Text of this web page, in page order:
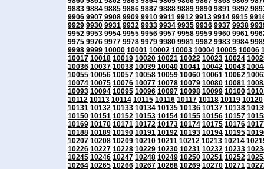
9883 9884 9885 9886 9887 9888 9889 9890 9891 9892
9906 9907 9908 9909 9910 9911 9912 9913 9914 9915
9929 9930 9931 9932 9933 9934 9935 9936 9937 9938
9952 9953 9954 9955 9956 9957 9958 9959 9960 9961
9975 9976 9977 9978 9979 9980 9981 9982 9983 9984
9998 9999 10000 10001 10002 10003 10004 10005 10006
10017 10018 10019 10020 10021 10022 10023 10024
10036 10037 10038 10039 10040 10041 10042 10043
10055 10056 10057 10058 10059 10060 10061 10062
10074 10075 10076 10077 10078 10079 10080 10081
10093 10094 10095 10096 10097 10098 10099 10100
10112 10113 10114 10115 10116 10117 10118 10119 10120
10131 10132 10133 10134 10135 10136 10137 10138
10150 10151 10152 10153 10154 10155 10156 10157
10169 10170 10171 10172 10173 10174 10175 10176
10188 10189 10190 10191 10192 10193 10194 10195
10207 10208 10209 10210 10211 10212 10213 10214
10226 10227 10228 10229 10230 10231 10232 10233
10245 10246 10247 10248 10249 10250 10251 10252
10264 10265 10266 10267 10268 10269 10270 10271